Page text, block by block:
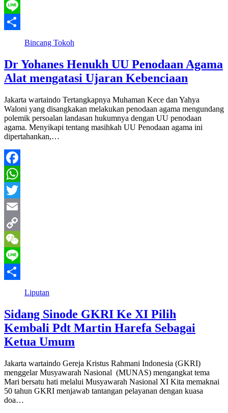
Link
WeChat
Line
Bincang Tokoh
Dr Yohanes Henukh UU Penodaan Agama
Alat mengatasi Ujaran Kebenciaan
Jakarta wartaindo Tertangkapnya Muhaman Kece dan Yahya
Waloni yang disangkakan melakukan penodaan agama mengundang
polemik persoalan landasan hukumnya dengan UU penodaan
agama. Menyikapi tentang masihkah UU Penodaan agama ini
dipertahankan,…
Facebook
WhatsApp
Twitter
Email
Copy
Link
WeChat
Line
Liputan
Sidang Sinode GKRI Ke XI Pilih
Kembali Pdt Martin Harefa Sebagai
Ketua Umum
Jakarta wartaindo Gereja Kristus Rahmani Indonesia (GKRI)
menggelar Musyawarah Nasional (MUNAS) mengangkat tema
Mari bersatu hati melalui Musyawarah Nasional XI Kita memaknai
50 tahun GKRI menjawab tantangan pelayanan dengan kuasa
doa…